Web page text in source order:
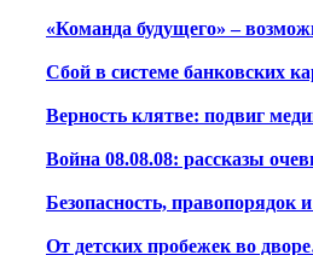
«Команда будущего» –
Сбой в системе банковских
Верность клятве: подвиг
Война 08.08.08: рассказы
Безопасность, правопорядок
От детских пробежек во